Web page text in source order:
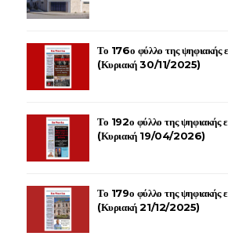
Το 176ο φύλλο της
(Κυριακή 30/11/2025)
Το 192ο φύλλο της
(Κυριακή 19/04/2026)
Το 179ο φύλλο της
(Κυριακή 21/12/2025)